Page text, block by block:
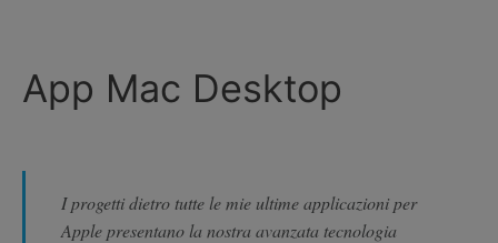
App Mac Desktop
I progetti dietro tutte le mie ultime applicazioni per
Apple presentano la nostra avanzata tecnologia